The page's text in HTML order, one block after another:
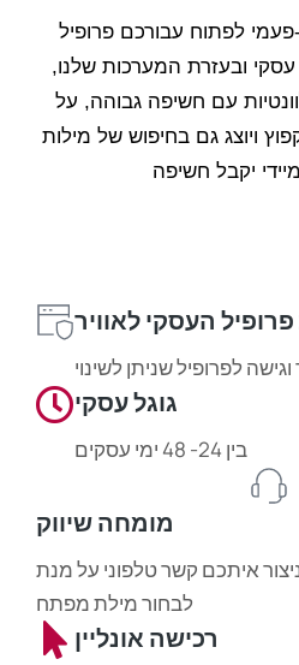
לפתוח עבורכם פרופיל
ובעזרת המערכות שלנו,
עם חשיפה גבוהה, על
ויוצג גם בחיפוש של מילות
יקבל חשיפה
העסקי לאוויר
לפרופיל שניתן לשינוי
גוגל עסקי
בין 24- 48 ימי עסקים
מומחה שיווק
איתכם קשר טלפוני על מנת
לבחור מילת מפתח
רכישה אונליין